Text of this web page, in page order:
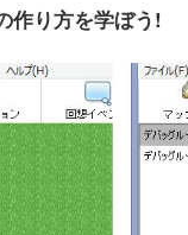
作り方を学ぼう!